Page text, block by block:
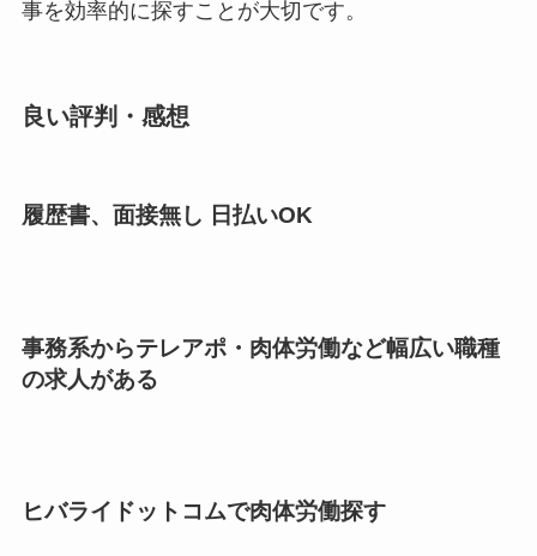
事を効率的に探すことが大切です。
良い評判・感想
履歴書、面接無し 日払いOK
事務系からテレアポ・肉体労働など幅広い職種
の求人がある
ヒバライドットコムで肉体労働探す